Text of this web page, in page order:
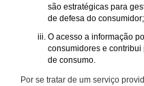
são estratégicas para
de defesa do consumidor;
O acesso a informação
consumidores e
de consumo.
Por se tratar de um serviço